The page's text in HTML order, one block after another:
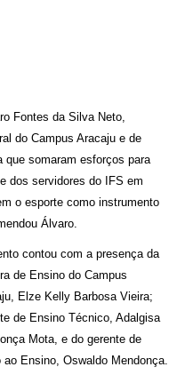
Fontes da Silva Neto,
do Campus Aracaju e de
somaram esforços para
dos servidores do IFS em
o esporte como instrumento
Álvaro.
contou com a presença da
de Ensino do Campus
Elze Kelly Barbosa Vieira;
de Ensino Técnico, Adalgisa
Mota, e do gerente de
ao Ensino, Oswaldo Mendonça.